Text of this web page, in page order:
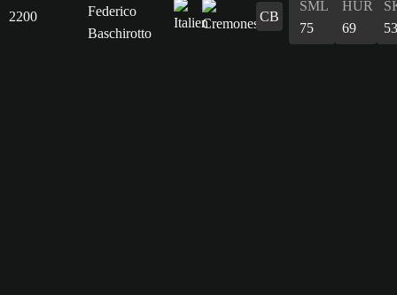
2200
Federico
Baschirotto
CB
SML
75
HUR
69
53